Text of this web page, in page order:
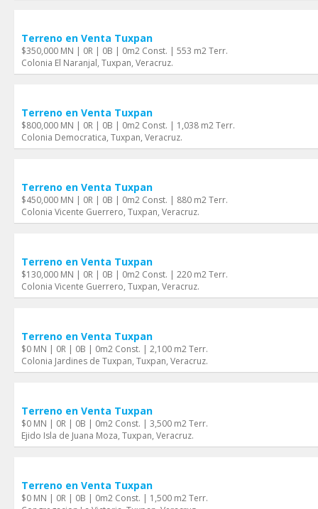
Terreno en Venta Tuxpan
$350,000 MN | 0R | 0B | 0m2 Const. | 553 m2 Terr.
Colonia El Naranjal, Tuxpan, Veracruz.
Terreno en Venta Tuxpan
$800,000 MN | 0R | 0B | 0m2 Const. | 1,038 m2 Terr.
Colonia Democratica, Tuxpan, Veracruz.
Terreno en Venta Tuxpan
$450,000 MN | 0R | 0B | 0m2 Const. | 880 m2 Terr.
Colonia Vicente Guerrero, Tuxpan, Veracruz.
Terreno en Venta Tuxpan
$130,000 MN | 0R | 0B | 0m2 Const. | 220 m2 Terr.
Colonia Vicente Guerrero, Tuxpan, Veracruz.
Terreno en Venta Tuxpan
$0 MN | 0R | 0B | 0m2 Const. | 2,100 m2 Terr.
Colonia Jardines de Tuxpan, Tuxpan, Veracruz.
Terreno en Venta Tuxpan
$0 MN | 0R | 0B | 0m2 Const. | 3,500 m2 Terr.
Ejido Isla de Juana Moza, Tuxpan, Veracruz.
Terreno en Venta Tuxpan
$0 MN | 0R | 0B | 0m2 Const. | 1,500 m2 Terr.